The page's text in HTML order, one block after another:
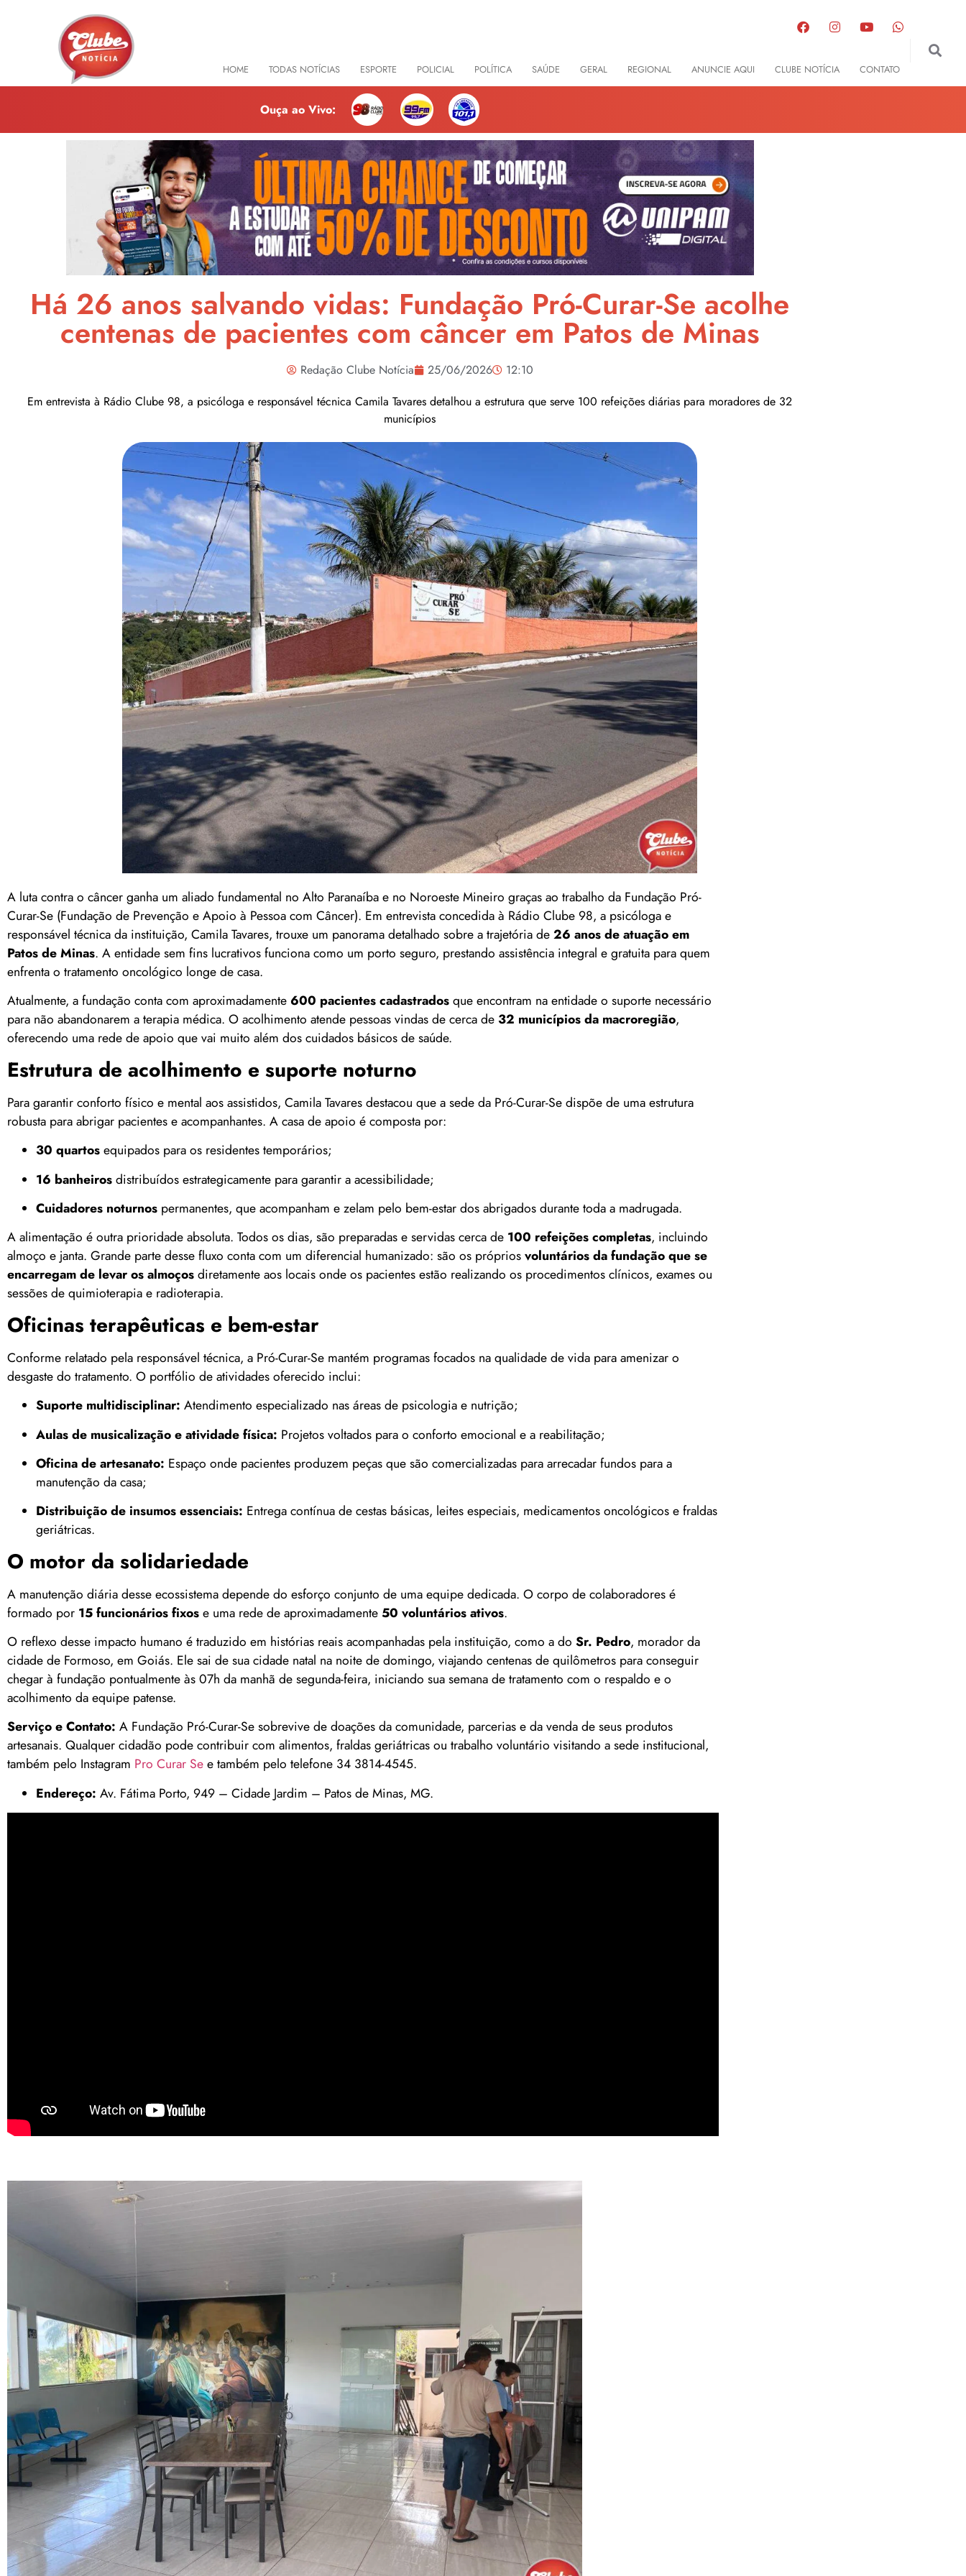
HOME TODAS NOTÍCIAS ESPORTE POLICIAL POLÍTICA SAÚDE GERAL REGIONAL ANUNCIE AQUI CLUBE NOTÍCIA CONTATO
Ouça ao Vivo:
Há 26 anos salvando vidas: Fundação Pró-Curar-Se acolhe
centenas de pacientes com câncer em Patos de Minas
Redação Clube Notícia 25/06/2026
12:10
Em entrevista à Rádio Clube 98, a psicóloga e responsável técnica Camila Tavares detalhou a estrutura que serve 100 refeições diárias para moradores de 32
municípios
A luta contra o câncer ganha um aliado fundamental no Alto Paranaíba e no Noroeste Mineiro graças ao trabalho da Fundação Pró-
Curar-Se (Fundação de Prevenção e Apoio à Pessoa com Câncer). Em entrevista concedida à Rádio Clube 98, a psicóloga e
responsável técnica da instituição, Camila Tavares, trouxe um panorama detalhado sobre a trajetória de26 anos de atuação em
Patos de Minas. A entidade sem fins lucrativos funciona como um porto seguro, prestando assistência integral e gratuita para quem
enfrenta o tratamento oncológico longe de casa.
Atualmente, a fundação conta com aproximadamente600 pacientes cadastradosque encontram na entidade o suporte necessário
para não abandonarem a terapia médica. O acolhimento atende pessoas vindas de cerca de32 municípios da macroregião,
oferecendo uma rede de apoio que vai muito além dos cuidados básicos de saúde.
Estrutura de acolhimento e suporte noturno
Para garantir conforto físico e mental aos assistidos, Camila Tavares destacou que a sede da Pró-Curar-Se dispõe de uma estrutura
robusta para abrigar pacientes e acompanhantes. A casa de apoio é composta por:
30 quartosequipados para os residentes temporários;
16 banheirosdistribuídos estrategicamente para garantir a acessibilidade;
Cuidadores noturnos permanentes, que acompanham e zelam pelo bem-estar dos abrigados durante toda a madrugada.
A alimentação é outra prioridade absoluta. Todos os dias, são preparadas e servidas cerca de 100 refeições completas, incluindo
almoço e janta. Grande parte desse fluxo conta com um diferencial humanizado: são os própriosvoluntários da fundação que se
encarregam de levar os almoçosdiretamente aos locais onde os pacientes estão realizando os procedimentos clínicos, exames ou
sessões de quimioterapia e radioterapia.
Oficinas terapêuticas e bem-estar
Conforme relatado pela responsável técnica, a Pró-Curar-Se mantém programas focados na qualidade de vida para amenizar o
desgaste do tratamento. O portfólio de atividades oferecido inclui:
Suporte multidisciplinar: Atendimento especializado nas áreas de psicologia e nutrição;
Aulas de musicalização e atividade física: Projetos voltados para o conforto emocional e a reabilitação;
Oficina de artesanato: Espaço onde pacientes produzem peças que são comercializadas para arrecadar fundos para a
manutenção da casa;
Distribuição de insumos essenciais: Entrega contínua de cestas básicas, leites especiais, medicamentos oncológicos e fraldas
geriátricas.
O motor da solidariedade
A manutenção diária desse ecossistema depende do esforço conjunto de uma equipe dedicada. O corpo de colaboradores é
formado por 15 funcionários fixose uma rede de aproximadamente 50 voluntários ativos.
O reflexo desse impacto humano é traduzido em histórias reais acompanhadas pela instituição, como a do Sr. Pedro, morador da
cidade de Formoso, em Goiás. Ele sai de sua cidade natal na noite de domingo, viajando centenas de quilômetros para conseguir
chegar à fundação pontualmente às 07h da manhã de segunda-feira, iniciando sua semana de tratamento com o respaldo e o
acolhimento da equipe patense.
Serviço e Contato: A Fundação Pró-Curar-Se sobrevive de doações da comunidade, parcerias e da venda de seus produtos
artesanais. Qualquer cidadão pode contribuir com alimentos, fraldas geriátricas ou trabalho voluntário visitando a sede institucional,
também pelo Instagram Pro Curar See também pelo telefone 34 3814-4545.
Endereço: Av. Fátima Porto, 949 – Cidade Jardim – Patos de Minas, MG.